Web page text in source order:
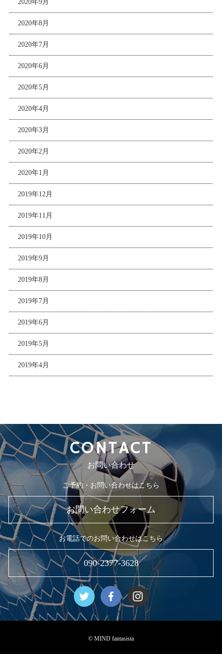
2020年9月
2020年8月
2020年7月
2020年6月
2020年5月
2020年4月
2020年3月
2020年2月
2020年1月
2019年12月
2019年11月
2019年10月
2019年9月
2019年8月
2019年7月
2019年6月
2019年5月
2019年4月
CONTACT
お問い合わせ
ご予約・お問い合わせはこちら
お問い合わせフォーム
お電話でのお問い合わせはこちら
090-2377-3628
© MIND fantasista